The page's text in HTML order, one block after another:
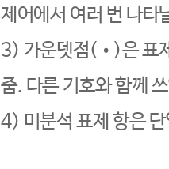
제어에서 여러 번 나타
3) 가운뎃점(•)은 표
줌. 다른 기호와 함께
4) 미분석 표제 항은